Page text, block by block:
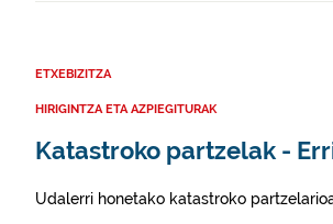
ETXEBIZITZA
HIRIGINTZA ETA AZPIEGITURAK
Katastroko partzelak -
Udalerri honetako katastroko